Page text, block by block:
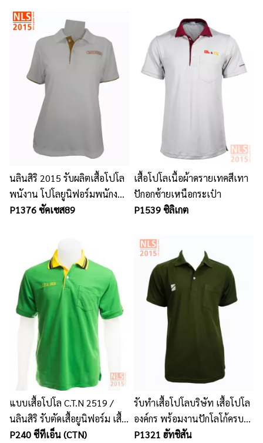
นลินสิริ 2015 รับผลิตเสื้อโปโล
พนังาน โปโลยูนิฟอร์มพนักงาน
พร้อมปักโลโก้
P1376 ซัคเซส89
เสื้อโปโลเนื้อผ้าดรายเทคสีเทา
ปักอกซ้ายเหนือกระเป๋า
P1539 ซิลิเกต
แบบเสื้อโปโล C.T.N 2519 /
นลินสิริ รับตัดเสื้อยูนิฟอร์ม เสื้อ
โปโล พร้อมปักโลโก้
P240 ซีทีเอ็น (CTN)
รับทำเสื้อโปโลบริษัท เสื้อโปโล
องค์กร พร้อมงานปักโลโก้ครบ
เซ็ต
P1321 ฮัทชิสัน